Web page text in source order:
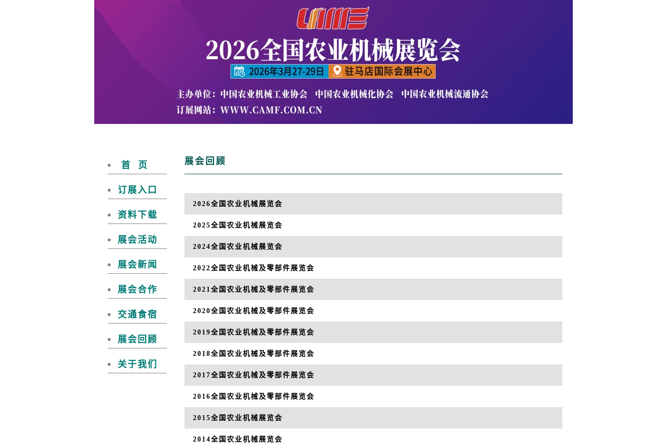
首 页
订展入口
资料下载
展会活动
展会新闻
展会合作
交通食宿
展会回顾
关于我们
展会回顾
2026全国农业机械展览会
2025全国农业机械展览会
2024全国农业机械展览会
2022全国农业机械及零部件展览会
2021全国农业机械及零部件展览会
2020全国农业机械及零部件展览会
2019全国农业机械及零部件展览会
2018全国农业机械及零部件展览会
2017全国农业机械及零部件展览会
2016全国农业机械及零部件展览会
2015全国农业机械展览会
2014全国农业机械展览会